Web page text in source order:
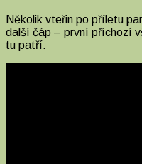
Několik vteřin po příletu
další čáp – první příchozí
tu patří.